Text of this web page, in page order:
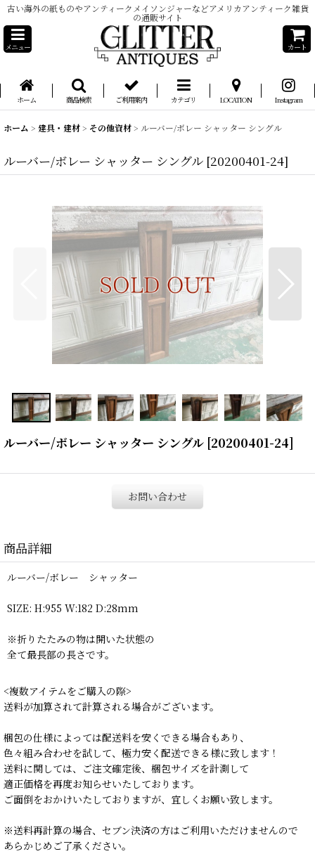
古い海外の紙ものやアンティークメイソンジャーなどアメリカアンティーク雑貨
の通販サイト
メニュー カート
ホーム 商品検索 ご利用案内 カテゴリ LOCATION Instagram
ホーム > 建具・建材> その他資材> ルーバー/ボレー シャッター シングル
ルーバー/ボレー シャッター シングル [20200401-24]
ルーバー/ボレー シャッター シングル [20200401-24]
お問い合わせ
商品詳細
ルーバー/ボレー シャッター
SIZE: H:955 W:182 D:28mm
※折りたたみの物は開いた状態の
全て最長部の長さです。
<複数アイテムをご購入の際>
送料が加算されて計算される場合がございます。
梱包の仕様によっては配送料を安くできる場合もあり、
色々組み合わせを試して、極力安く配送できる様に致します！
送料に関しては、ご注文確定後、梱包サイズを計測して
適正価格を再度お知らせいたしております。
ご面倒をおかけいたしておりますが、宜しくお願い致します。
※送料再計算の場合、セブン決済の方はご利用いただけませんので
あらかじめご了承ください。